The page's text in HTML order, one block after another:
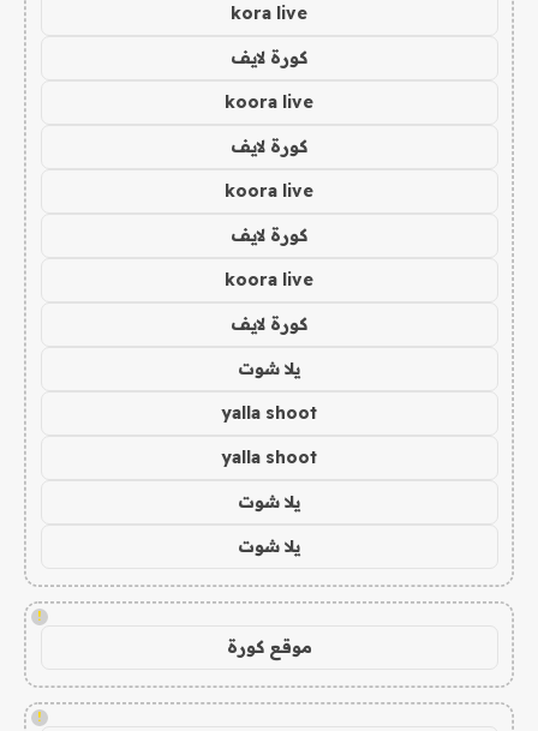
kora live
كورة لايف
koora live
كورة لايف
koora live
كورة لايف
koora live
كورة لايف
يلا شوت
yalla shoot
yalla shoot
يلا شوت
يلا شوت
!
موقع كورة
!